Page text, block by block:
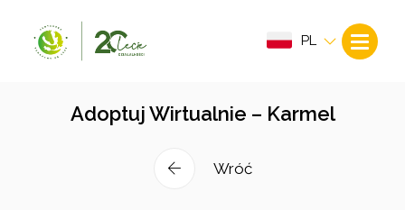
PL
Adoptuj Wirtualnie – Karmel
Wróć